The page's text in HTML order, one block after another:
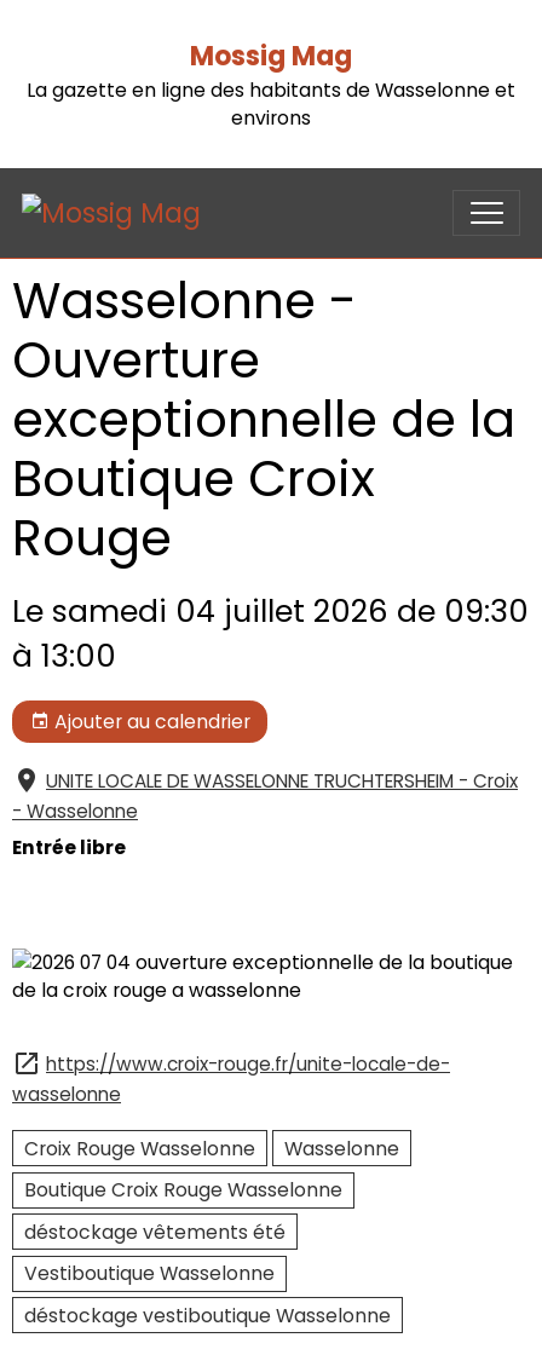
Mossig Mag
La gazette en ligne des habitants de Wasselonne et
environs
Wasselonne -
Ouverture
exceptionnelle de la
Boutique Croix
Rouge
Le samedi 04 juillet 2026 de 09:30
à 13:00
Ajouter au calendrier
UNITE LOCALE DE WASSELONNE TRUCHTERSHEIM - Croix
- Wasselonne
Entrée libre
https://www.croix-rouge.fr/unite-locale-de-
wasselonne
Croix Rouge Wasselonne
Wasselonne
Boutique Croix Rouge Wasselonne
déstockage vêtements été
Vestiboutique Wasselonne
déstockage vestiboutique Wasselonne